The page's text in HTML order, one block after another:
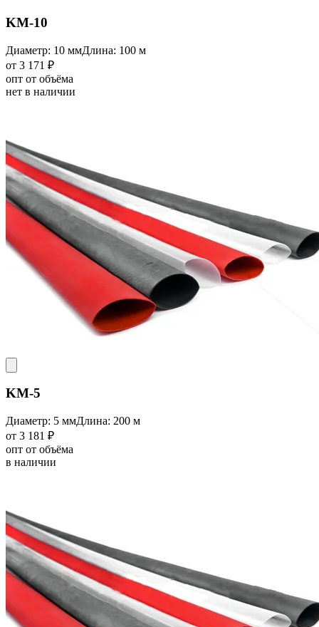
KM-10
Диаметр: 10 ммДлина: 100 м
от 3 171 ₽
опт от объёма
нет в наличии
KM-5
Диаметр: 5 ммДлина: 200 м
от 3 181 ₽
опт от объёма
в наличии